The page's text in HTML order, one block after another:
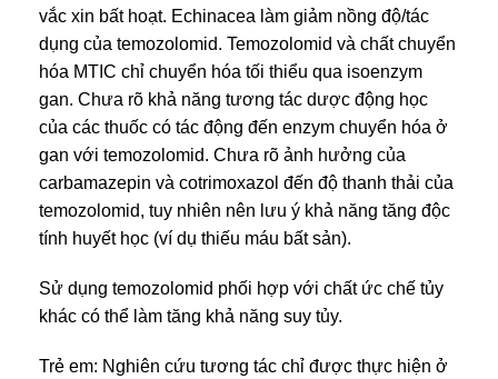
vắc xin bất hoạt. Echinacea làm giảm nồng độ/tác
dụng của temozolomid. Temozolomid và chất chuyển
hóa MTIC chỉ chuyển hóa tối thiểu qua isoenzym
gan. Chưa rõ khả năng tương tác dược động học
của các thuốc có tác động đến enzym chuyển hóa ở
gan với temozolomid. Chưa rõ ảnh hưởng của
carbamazepin và cotrimoxazol đến độ thanh thải của
temozolomid, tuy nhiên nên lưu ý khả năng tăng độc
tính huyết học (ví dụ thiếu máu bất sản).
Sử dụng temozolomid phối hợp với chất ức chế tủy
khác có thể làm tăng khả năng suy tủy.
Trẻ em: Nghiên cứu tương tác chỉ được thực hiện ở